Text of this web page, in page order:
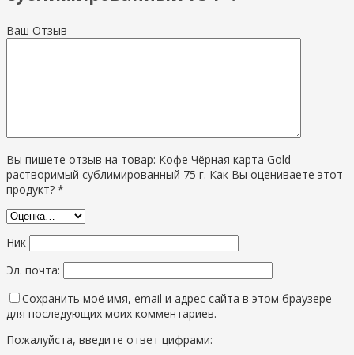
Ваш Отзыв
Вы пишете отзыв на товар: Кофе Чёрная карта Gold
растворимый сублимированный 75 г. Как Вы оцениваете этот
продукт? *
Ник
Эл. почта:
Сохранить моё имя, email и адрес сайта в этом браузере
для последующих моих комментариев.
Пожалуйста, введите ответ цифрами: